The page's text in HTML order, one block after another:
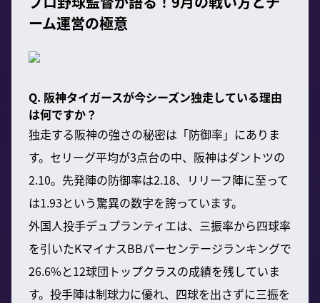
ーム運営の極意
Q. 阪神タイガースが今シーズン独走している理由
は何ですか？
独走する阪神の強さの秘密は「防御率」にありま
す。セリーグ平均が3点台の中、阪神はダントツの
2.10。先発陣の防御率は2.18、リリーフ陣に至って
は1.93という驚異の数字を誇っています。
外国人投手デュプランティエは、三振率から四球率
を引いたKマイナスBBパーセンテージランキングで
26.6%と12球団トップクラスの成績を残していま
す。投手陣は制球力に優れ、四球を出さずに三振を